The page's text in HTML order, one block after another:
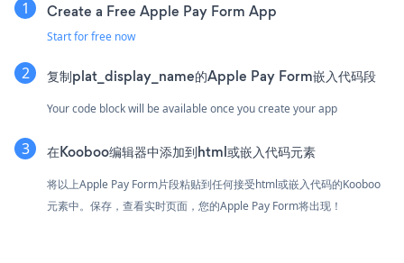
Create a Free Apple Pay Form App
Start for free now
复制plat_display_name的Apple Pay Form嵌入代码段
Your code block will be available once you create your app
在Kooboo编辑器中添加到html或嵌入代码元素
将以上Apple Pay Form片段粘贴到任何接受html或嵌入代码的Kooboo
元素中。保存，查看实时页面，您的Apple Pay Form将出现！